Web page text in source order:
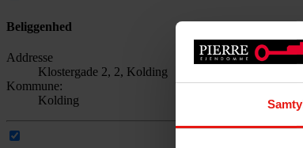
Beliggenhed
Addresse
Klostergade 2, 2, Kolding
Kommune:
Kolding